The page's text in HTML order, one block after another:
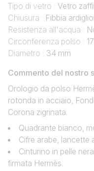
Tipo di vetro : Vetro
Chiusura : Fibbia
Resistenza all'acqua :
Circonferenza polso :
Diametro : 34 mm
Commento del nostro
Orologio da polso
rotonda in acciaio,
Corona zigrinata.
Quadrante bianco,
Cifre arabe, lancette
Cinturino in pelle
firmata Hermès.